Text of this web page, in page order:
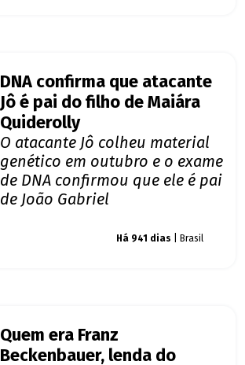
DNA confirma que atacante
Jô é pai do filho de Maiára
Quiderolly
O atacante Jô colheu material
genético em outubro e o exame
de DNA confirmou que ele é pai
de João Gabriel
Há 941 dias | Brasil
Quem era Franz
Beckenbauer, lenda do